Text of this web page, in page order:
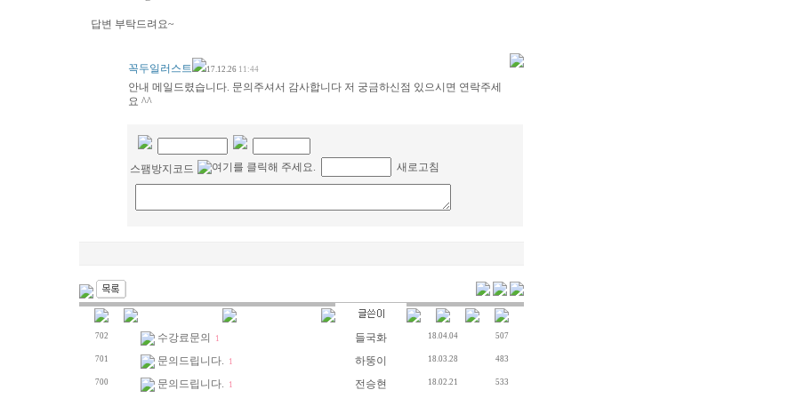
답변 부탁드려요~
꼭두일러스트 17.12.26 11:44
안내 메일드렸습니다. 문의주셔서 감사합니다 저 궁금하신점 있으시면 연락주세
요 ^^
스팸방지코드 새로고침
702 수강료문의 1 들국화 18.04.04 507
701 문의드립니다. 1 하뚱이 18.03.28 483
700 문의드립니다. 1 전승현 18.02.21 533